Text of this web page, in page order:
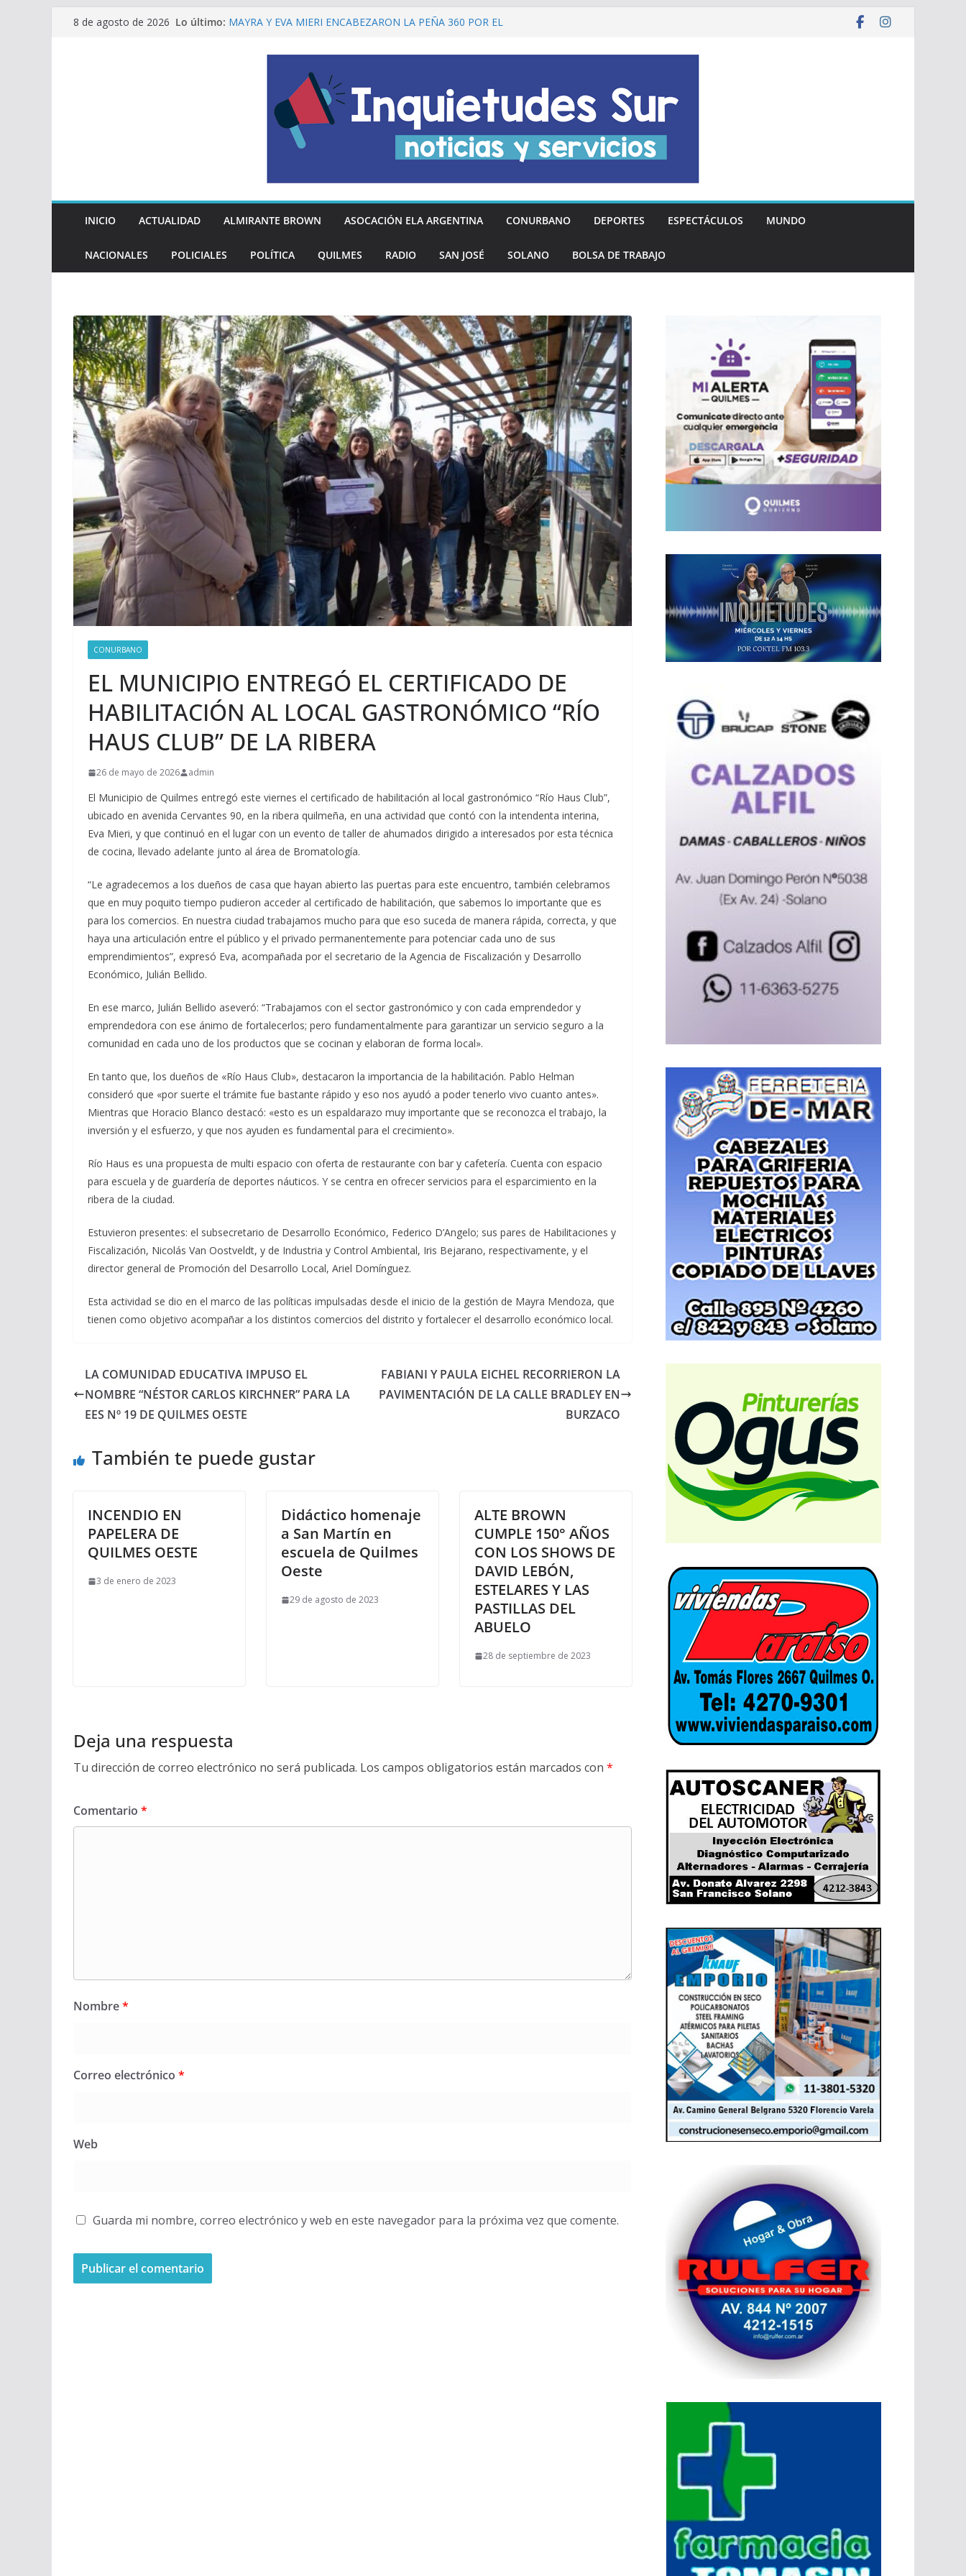
Saltar8 de agosto de 2026 Lo último: MAYRA Y EVA MIERI ENCABEZARON LA PEÑA 360 POR EL
PELUQUERÍAS TODOS LOS DÍAS MIÉRCOLES
Encuesta: qué piensan los hinchas argentinos de las nuevas
reglas del Mundial
EL MUNICIPIO ENTREGÓ MÁS DE 20 PRÓTESIS DENTALES
A VECINAS Y VECINOS DE QUILMES OESTE
La Diócesis de Quilmes recordó a Jorge Novak a 25 años de
INICIO ACTUALIDAD ALMIRANTE BROWN ASOCACIÓN ELA ARGENTINA CONURBANO DEPORTES ESPECTÁCULOS MUNDO
NACIONALES POLICIALES POLÍTICA QUILMES RADIO SAN JOSÉ SOLANO BOLSA DE TRABAJO
CONURBANO
EL MUNICIPIO ENTREGÓ EL CERTIFICADO DE
HABILITACIÓN AL LOCAL GASTRONÓMICO “RÍO
HAUS CLUB” DE LA RIBERA
26 de mayo de 2026 admin
El Municipio de Quilmes entregó este viernes el certificado de habilitación al local gastronómico “Río Haus Club”,
ubicado en avenida Cervantes 90, en la ribera quilmeña, en una actividad que contó con la intendenta interina,
Eva Mieri, y que continuó en el lugar con un evento de taller de ahumados dirigido a interesados por esta técnica
de cocina, llevado adelante junto al área de Bromatología.
“Le agradecemos a los dueños de casa que hayan abierto las puertas para este encuentro, también celebramos
que en muy poquito tiempo pudieron acceder al certificado de habilitación, que sabemos lo importante que es
para los comercios. En nuestra ciudad trabajamos mucho para que eso suceda de manera rápida, correcta, y que
haya una articulación entre el público y el privado permanentemente para potenciar cada uno de sus
emprendimientos”, expresó Eva, acompañada por el secretario de la Agencia de Fiscalización y Desarrollo
Económico, Julián Bellido.
En ese marco, Julián Bellido aseveró: “Trabajamos con el sector gastronómico y con cada emprendedor y
emprendedora con ese ánimo de fortalecerlos; pero fundamentalmente para garantizar un servicio seguro a la
comunidad en cada uno de los productos que se cocinan y elaboran de forma local».
En tanto que, los dueños de «Río Haus Club», destacaron la importancia de la habilitación. Pablo Helman
consideró que «por suerte el trámite fue bastante rápido y eso nos ayudó a poder tenerlo vivo cuanto antes».
Mientras que Horacio Blanco destacó: «esto es un espaldarazo muy importante que se reconozca el trabajo, la
inversión y el esfuerzo, y que nos ayuden es fundamental para el crecimiento».
Río Haus es una propuesta de multi espacio con oferta de restaurante con bar y cafetería. Cuenta con espacio
para escuela y de guardería de deportes náuticos. Y se centra en ofrecer servicios para el esparcimiento en la
ribera de la ciudad.
Estuvieron presentes: el subsecretario de Desarrollo Económico, Federico D’Angelo; sus pares de Habilitaciones y
Fiscalización, Nicolás Van Oostveldt, y de Industria y Control Ambiental, Iris Bejarano, respectivamente, y el
director general de Promoción del Desarrollo Local, Ariel Domínguez.
Esta actividad se dio en el marco de las políticas impulsadas desde el inicio de la gestión de Mayra Mendoza, que
tienen como objetivo acompañar a los distintos comercios del distrito y fortalecer el desarrollo económico local.
LA COMUNIDAD EDUCATIVA IMPUSO EL
NOMBRE “NÉSTOR CARLOS KIRCHNER” PARA LA
EES Nº 19 DE QUILMES OESTE
FABIANI Y PAULA EICHEL RECORRIERON LA
PAVIMENTACIÓN DE LA CALLE BRADLEY EN
BURZACO
También te puede gustar
INCENDIO EN
PAPELERA DE
QUILMES OESTE
3 de enero de 2023
Didáctico homenaje
a San Martín en
escuela de Quilmes
Oeste
29 de agosto de 2023
ALTE BROWN
CUMPLE 150° AÑOS
CON LOS SHOWS DE
DAVID LEBÓN,
ESTELARES Y LAS
PASTILLAS DEL
ABUELO
28 de septiembre de 2023
Deja una respuesta
Tu dirección de correo electrónico no será publicada. Los campos obligatorios están marcados con *
Comentario *
Nombre*
Correo electrónico *
Web
Guarda mi nombre, correo electrónico y web en este navegador para la próxima vez que comente.